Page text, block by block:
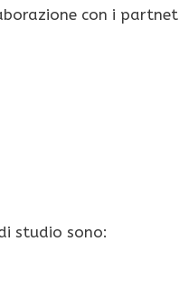
con i partnet
studio sono: